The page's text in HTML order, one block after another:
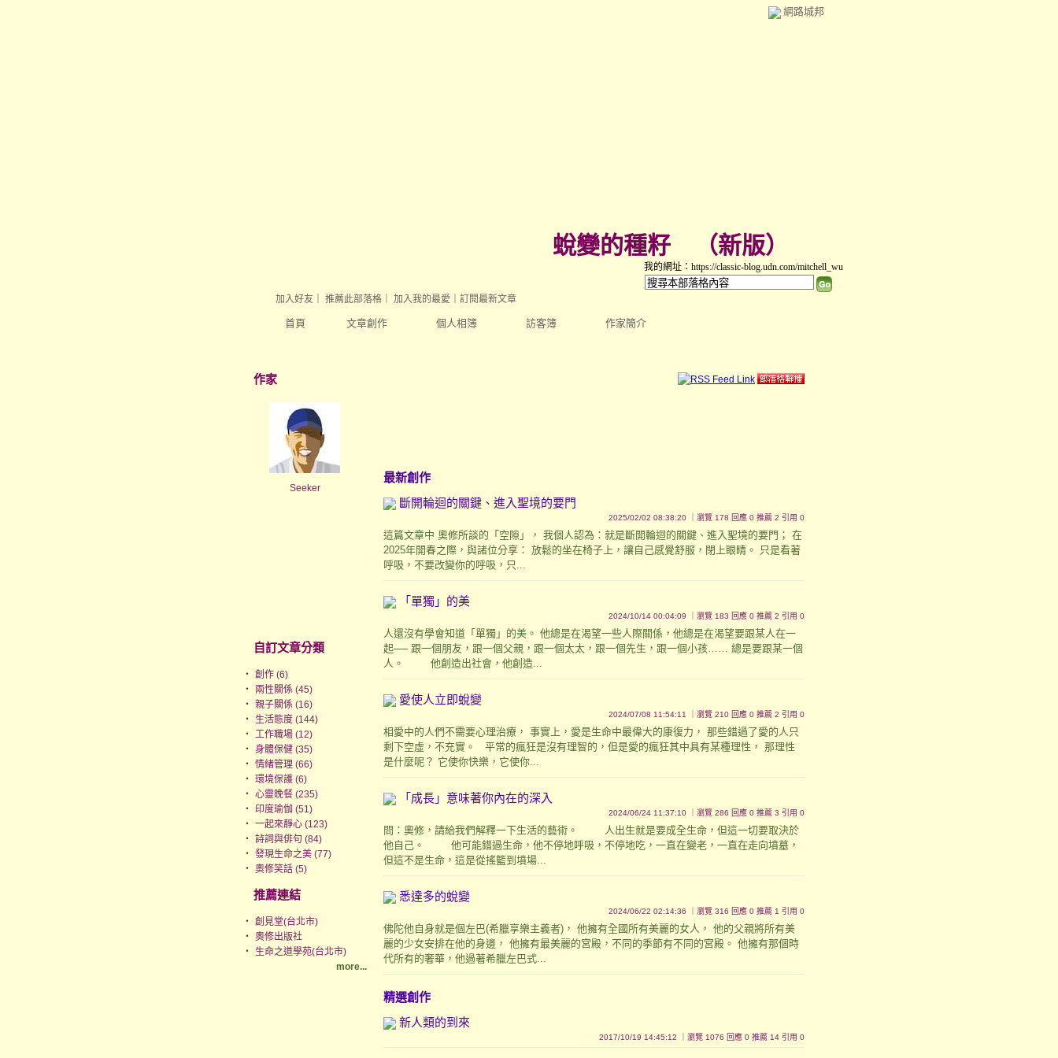
網路城邦
蛻變的種籽 （新版）
首頁 文章創作 個人相簿 訪客簿 作家簡介
加入好友 推薦此部落格 加入我的最愛 訂閱最新文章
我的網址：https://classic-blog.udn.com/mitchell_wu
作家
Seeker
自訂文章分類
‧ 創作 (6)
‧
兩性關係 (45)
‧ 親子關係 (16)
‧
生活態度 (144)
‧ 工作職場 (12)
‧ 身體保健 (35)
‧ 情緒管理 (66)
‧ 環境保護 (6)
‧ 心靈晚餐 (235)
‧ 印度瑜伽 (51)
‧ 一起來靜心 (123)
‧ 詩詞與俳句 (84)
‧ 發現生命之美 (77)
‧ 奧修笑話 (5)
推薦連結
‧ 創見堂(台北市)
‧ 奧修出版社
‧
生命之道學苑(台北市)
more...
最新創作
斷開輪迴的關鍵、進入聖境的要門
2025/02/02 08:38:20 ｜瀏覽 178 回應 0 推薦 2 引用 0
這篇文章中 奧修所談的「空隙」， 我個人認為：就是斷開輪迴的關鍵、進入聖境的要門； 在
2025年開春之際，與諸位分享： 放鬆的坐在椅子上，讓自己感覺舒服，閉上眼睛。 只是看著
呼吸，不要改變你的呼吸，只...
「單獨」的美
2024/10/14 00:04:09 ｜瀏覽 183 回應 0 推薦 2 引用 0
人還沒有學會知道「單獨」的美。 他總是在渴望一些人際關係，他總是在渴望要跟某人在一
起── 跟一個朋友，跟一個父親，跟一個太太，跟一個先生，跟一個小孩…… 總是要跟某一個
人。 他創造出社會，他創造...
愛使人立即蛻變
2024/07/08 11:54:11 ｜瀏覽 210 回應 0 推薦 2 引用 0
相愛中的人們不需要心理治療， 事實上，愛是生命中最偉大的康復力， 那些錯過了愛的人只
剩下空虛，不充實。 平常的瘋狂是沒有理智的，但是愛的瘋狂其中具有某種理性， 那理性
是什麼呢？ 它使你快樂，它使你...
「成長」意味著你內在的深入
2024/06/24 11:37:10 ｜瀏覽 286 回應 0 推薦 3 引用 0
問：奧修，請給我們解釋一下生活的藝術。 人出生就是要成全生命，但這一切要取決於
他自己。 他可能錯過生命，他不停地呼吸，不停地吃，一直在變老，一直在走向墳墓，
但這不是生命，這是從搖籃到墳場...
悉達多的蛻變
2024/06/22 02:14:36 ｜瀏覽 316 回應 0 推薦 1 引用 0
佛陀他自身就是個左巴(希臘享樂主義者)， 他擁有全國所有美麗的女人， 他的父親將所有美
麗的少女安排在他的身邊， 他擁有最美麗的宮殿，不同的季節有不同的宮殿。 他擁有那個時
代所有的奢華，他過著希臘左巴式...
精選創作
新人類的到來
2017/10/19 14:45:12 ｜瀏覽 1076 回應 0 推薦 14 引用 0